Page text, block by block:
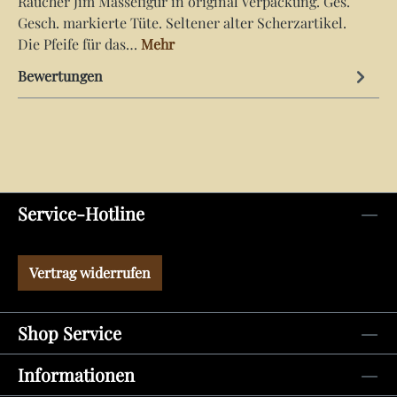
Gesch. markierte Tüte. Seltener alter Scherzartikel.
Die Pfeife für das… Mehr
Bewertungen
Service-Hotline
Vertrag widerrufen
Shop Service
Informationen